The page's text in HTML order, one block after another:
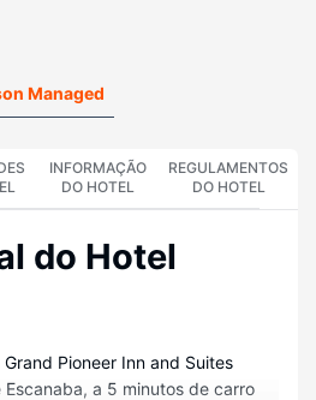
Managed
INFORMAÇÃO
DO HOTEL
REGULAMENTOS
DO HOTEL
do Hotel
Pioneer Inn and Suites
a 5 minutos de carro